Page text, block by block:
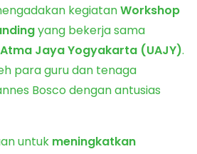
kegiatanWorkshop
yang bekerja sama
Jaya Yogyakarta (UAJY).
para guru dan tenaga
Bosco dengan antusias
untuk meningkatkan